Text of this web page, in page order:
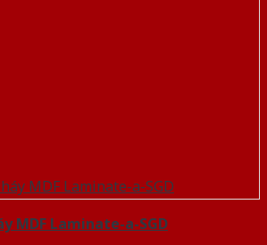
MDF Laminate-a-SGD